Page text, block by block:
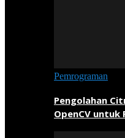
Pemrograman
Pengolahan
OpenCV untuk